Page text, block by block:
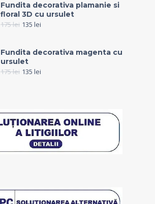
Fundita decorativa plamanie si
floral 3D cu ursulet
175lei 135 lei
Fundita decorativa magenta cu
ursulet
175lei 135 lei